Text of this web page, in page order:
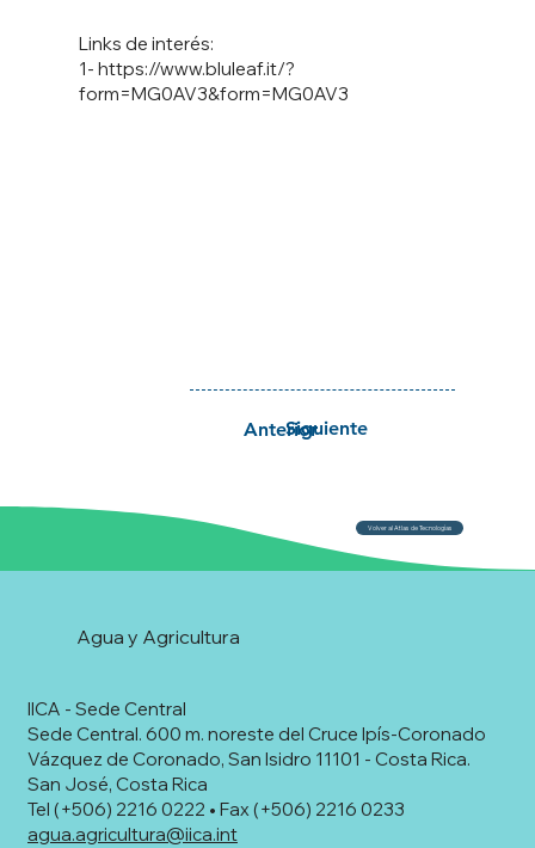
1-https://www.bluleaf.it/?
form=MG0AV3&form=MG0AV3
Links de interés:
Siguiente
Anterior
Volver al Atlas de Tecnologías
IICA - Sede Central
Sede Central. 600 m. noreste del Cruce Ipís-Coronado
Vázquez de Coronado, San Isidro 11101 - Costa Rica.
San José, Costa Rica
Tel (+506) 2216 0222 • Fax (+506) 2216 0233
agua.agricultura@iica.int
Agua y Agricultura